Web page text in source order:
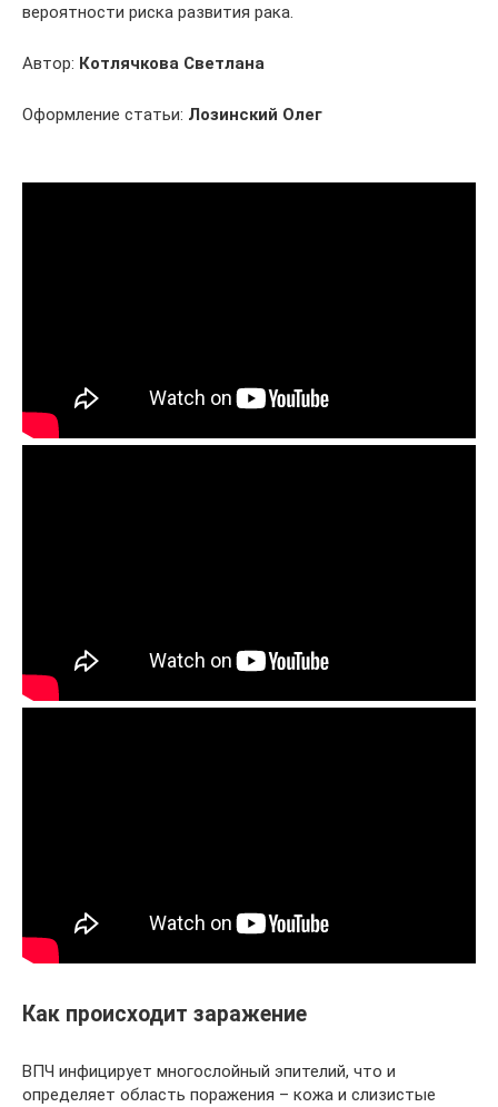
вероятности риска развития рака.
Автор: Котлячкова Светлана
Оформление статьи: Лозинский Олег
Как происходит заражение
ВПЧ инфицирует многослойный эпителий, что и
определяет область поражения – кожа и слизистые